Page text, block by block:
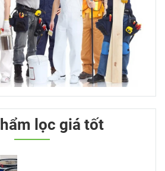
lọc giá tốt